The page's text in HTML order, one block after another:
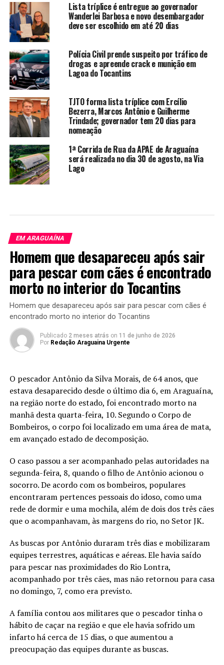
Lista tríplice é entregue ao governador
Wanderlei Barbosa e novo desembargador
deve ser escolhido em até 20 dias
Polícia Civil prende suspeito por tráfico de
drogas e apreende crack e munição em
Lagoa do Tocantins
TJTO forma lista tríplice com Ercílio
Bezerra, Marcos Antônio e Guilherme
Trindade; governador tem 20 dias para
nomeação
1ª Corrida de Rua da APAE de Araguaína
será realizada no dia 30 de agosto, na Via
Lago
EM ARAGUAÍNA
Homem que desapareceu após sair
para pescar com cães é encontrado
morto no interior do Tocantins
Homem que desapareceu após sair para pescar com cães é
encontrado morto no interior do Tocantins
Publicado 2 meses atrás on 11 de junho de 2026
Por Redação Araguaina Urgente
O pescador Antônio da Silva Morais, de 64 anos, que
estava desaparecido desde o último dia 6, em Araguaína,
na região norte do estado, foi encontrado morto na
manhã desta quarta-feira, 10. Segundo o Corpo de
Bombeiros, o corpo foi localizado em uma área de mata,
em avançado estado de decomposição.
O caso passou a ser acompanhado pelas autoridades na
segunda-feira, 8, quando o filho de Antônio acionou o
socorro. De acordo com os bombeiros, populares
encontraram pertences pessoais do idoso, como uma
rede de dormir e uma mochila, além de dois dos três cães
que o acompanhavam, às margens do rio, no Setor JK.
As buscas por Antônio duraram três dias e mobilizaram
equipes terrestres, aquáticas e aéreas. Ele havia saído
para pescar nas proximidades do Rio Lontra,
acompanhado por três cães, mas não retornou para casa
no domingo, 7, como era previsto.
A família contou aos militares que o pescador tinha o
hábito de caçar na região e que ele havia sofrido um
infarto há cerca de 15 dias, o que aumentou a
preocupação das equipes durante as buscas.